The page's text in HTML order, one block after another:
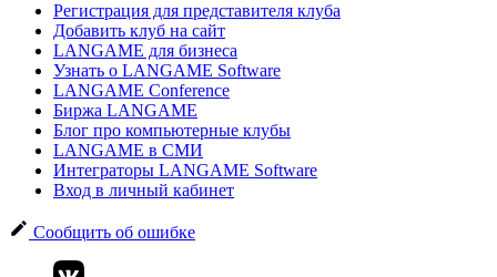
Регистрация для представителя клуба
Добавить клуб на сайт
LANGAME для бизнеса
Узнать о LANGAME Software
LANGAME Conference
Биржа LANGAME
Блог про компьютерные клубы
LANGAME в СМИ
Интеграторы LANGAME Software
Вход в личный кабинет
Сообщить об ошибке